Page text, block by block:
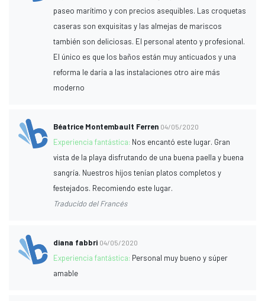
paseo marítimo y con precios asequibles. Las croquetas
caseras son exquisitas y las almejas de mariscos
también son deliciosas. El personal atento y profesional.
El único es que los baños están muy anticuados y una
reforma le daría a las instalaciones otro aire más
moderno
Béatrice Montembault Ferren 04/05/2020
Experiencia fantástica: Nos encantó este lugar. Gran
vista de la playa disfrutando de una buena paella y buena
sangría. Nuestros hijos tenían platos completos y
festejados. Recomiendo este lugar.
Traducido del Francés
diana fabbri 04/05/2020
Experiencia fantástica: Personal muy bueno y súper
amable